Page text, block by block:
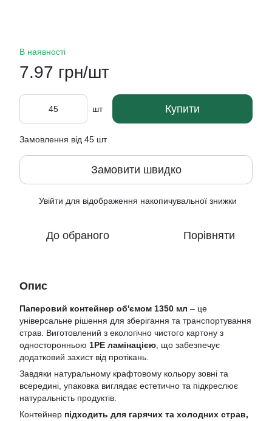
В наявності
7.97 грн/шт
шт Купити
Замовлення від 45 шт
Замовити швидко
Увійти для відображення накопичувальної знижки
До обраного Порівняти
Опис
Паперовий контейнер об'ємом 1350 мл – це
універсальне рішення для зберігання та транспортування
страв. Виготовлений з екологічно чистого картону з
односторонньою 1PE ламінацією , що забезпечує
додатковий захист від протікань.
Завдяки натуральному крафтовому кольору зовні та
всередині, упаковка виглядає естетично та підкреслює
натуральність продуктів.
Контейнер підходить для гарячих та холодних страв,